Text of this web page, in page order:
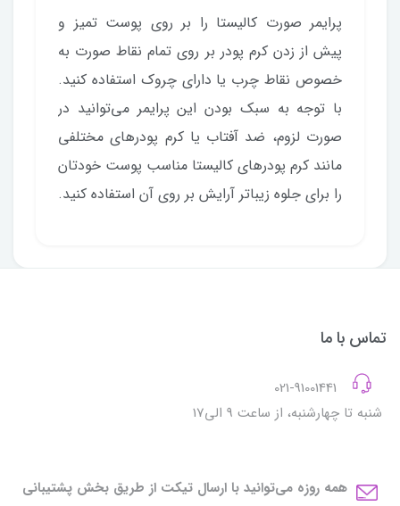
پرایمر صورت کالیستا را بر روی پوست تمیز و
پیش از زدن کرم پودر بر روی تمام نقاط صورت به
خصوص نقاط چرب یا دارای چروک استفاده کنید.
با توجه به سبک بودن این پرایمر می‌توانید در
صورت لزوم، ضد آفتاب یا کرم پودرهای مختلفی
مانند کرم پودرهای کالیستا مناسب پوست خودتان
را برای جلوه زیباتر آرایش بر روی آن استفاده کنید.
تماس با ما
شنبه تا چهارشنبه، از ساعت 9 الی17
همه روزه می‌توانید با ارسال تیکت از طریق بخش پشتیبانی